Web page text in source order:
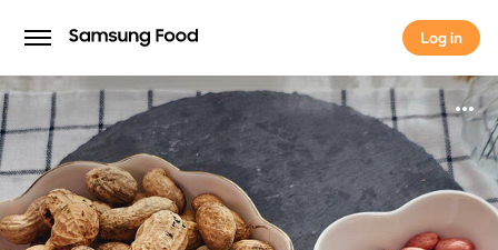
Log in
Log in